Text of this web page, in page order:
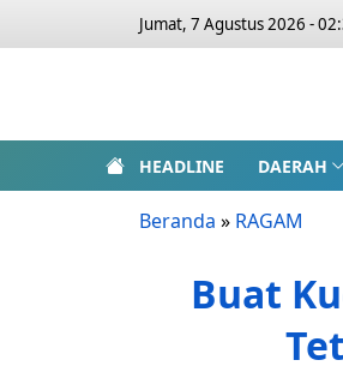
Jumat, 7 Agustus 2026 -
HEADLINE DAERAH
Beranda » RAGAM
Buat